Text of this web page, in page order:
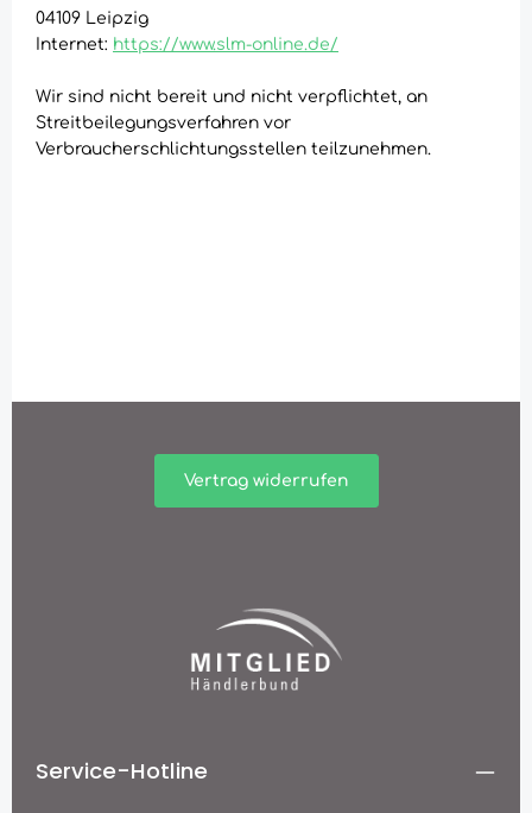
04109 Leipzig
Internet: https://www.slm-online.de/
Wir sind nicht bereit und nicht verpflichtet, an
Streitbeilegungsverfahren vor
Verbraucherschlichtungsstellen teilzunehmen.
Vertrag widerrufen
Service-Hotline